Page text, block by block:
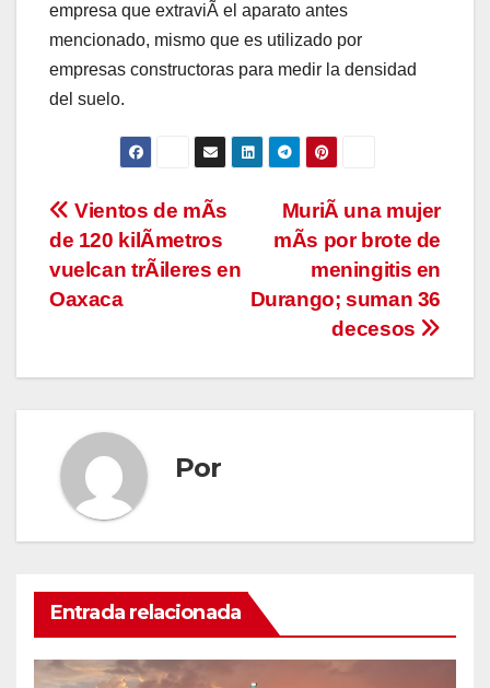
empresa que extraviÃ el aparato antes
mencionado, mismo que es utilizado por
empresas constructoras para medir la densidad
del suelo.
Navegación
de
entradas
MuriÃ una mujer
mÃs por brote de
meningitis en
Durango; suman 36
decesos
Vientos de mÃs
de 120 kilÃmetros
vuelcan trÃileres en
Oaxaca
Por
Entrada relacionada